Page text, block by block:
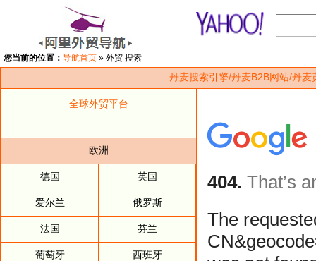
您当前的位置： 导航首页 » 外贸 搜索
丹麦搜索引擎/丹麦B2B网站/丹
全球外贸平台
欧洲
德国 英国
爱尔兰 俄罗斯
法国 芬兰
葡萄牙 西班牙